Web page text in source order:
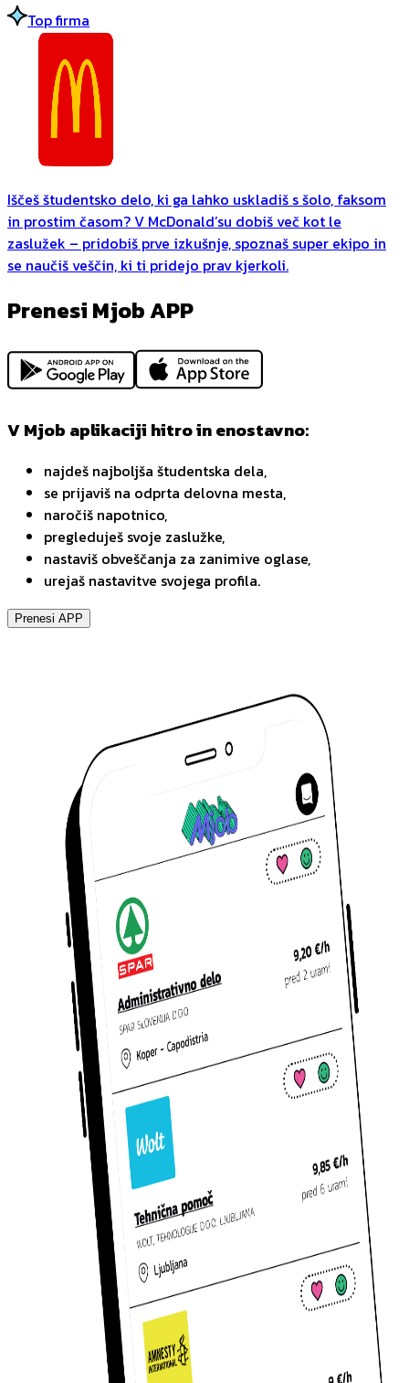
Top firma
Iščeš študentsko delo, ki ga lahko uskladiš s šolo, faksom
in prostim časom? V McDonald’su dobiš več kot le
zaslužek – pridobiš prve izkušnje, spoznaš super ekipo in
se naučiš veščin, ki ti pridejo prav kjerkoli.
Prenesi Mjob APP
V Mjob aplikaciji hitro in enostavno:
najdeš najboljša študentska dela,
se prijaviš na odprta delovna mesta,
naročiš napotnico,
pregleduješ svoje zaslužke,
nastaviš obveščanja za zanimive oglase,
urejaš nastavitve svojega profila.
Prenesi APP